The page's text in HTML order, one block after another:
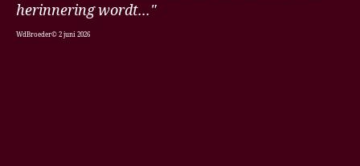
herinnering wordt..."
WdBroeder© 2 juni 2026